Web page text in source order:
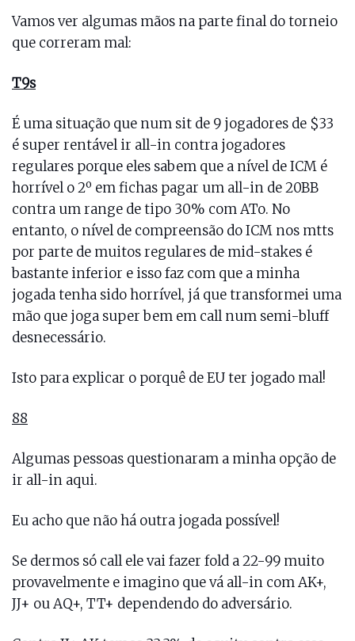
Vamos ver algumas mãos na parte final do torneio
que correram mal:
T9s
É uma situação que num sit de 9 jogadores de $33
é super rentável ir all-in contra jogadores
regulares porque eles sabem que a nível de ICM é
horrível o 2º em fichas pagar um all-in de 20BB
contra um range de tipo 30% com ATo. No
entanto, o nível de compreensão do ICM nos mtts
por parte de muitos regulares de mid-stakes é
bastante inferior e isso faz com que a minha
jogada tenha sido horrível, já que transformei uma
mão que joga super bem em call num semi-bluff
desnecessário.
Isto para explicar o porquê de EU ter jogado mal!
88
Algumas pessoas questionaram a minha opção de
ir all-in aqui.
Eu acho que não há outra jogada possível!
Se dermos só call ele vai fazer fold a 22-99 muito
provavelmente e imagino que vá all-in com AK+,
JJ+ ou AQ+, TT+ dependendo do adversário.